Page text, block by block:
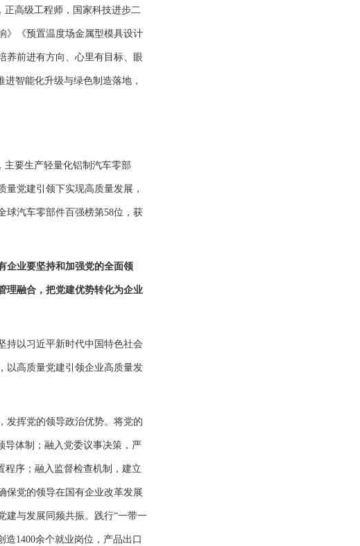
， 正高级工程师，国家科技进步二
》《预置温度场金属型模具设计
养前进有方向、心里有目标、眼
智能化升级与绿色制造落地，
主要生产轻量化铝制汽车零部
党建引领下实现高质量发展，
球汽车零部件百强榜第58位，获
企业要坚持和加强党的全面领
理融合，把党建优势转化为企业
持以习近平新时代中国特色社会
以高质量党建引领企业高质量发
发挥党的领导政治优势。将党的
导体制；融入党委议事决策，严
程序；融入监督检查机制，建立
保党的领导在国有企业改革发展
建与发展同频共振。践行“一带一
1400余个就业岗位，产品出口